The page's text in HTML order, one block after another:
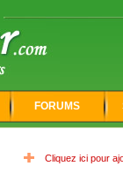
FORUMS
Cliquez ici pour